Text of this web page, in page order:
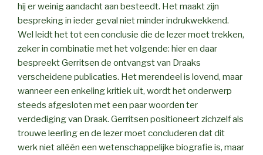
hij er weinig aandacht aan besteedt. Het maakt zijn
bespreking in ieder geval niet minder indrukwekkend.
Wel leidt het tot een conclusie die de lezer moet trekken,
zeker in combinatie met het volgende: hier en daar
bespreekt Gerritsen de ontvangst van Draaks
verscheidene publicaties. Het merendeel is lovend, maar
wanneer een enkeling kritiek uit, wordt het onderwerp
steeds afgesloten met een paar woorden ter
verdediging van Draak. Gerritsen positioneert zichzelf als
trouwe leerling en de lezer moet concluderen dat dit
werk niet alléén een wetenschappelijke biografie is, maar